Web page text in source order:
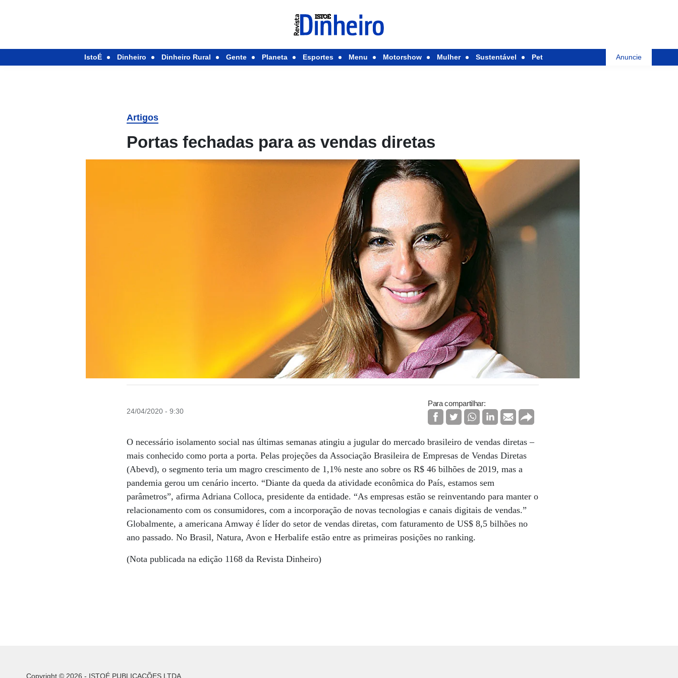
IstoÉ Dinheiro Dinheiro Rural Gente Planeta Esportes Menu Motorshow Mulher Sustentável Pet Anuncie
Artigos
Portas fechadas para as vendas diretas
24/04/2020 - 9:30
Para compartilhar:
O necessário isolamento social nas últimas semanas atingiu a jugular do mercado brasileiro de vendas diretas –
mais conhecido como porta a porta. Pelas projeções da Associação Brasileira de Empresas de Vendas Diretas
(Abevd), o segmento teria um magro crescimento de 1,1% neste ano sobre os R$ 46 bilhões de 2019, mas a
pandemia gerou um cenário incerto. “Diante da queda da atividade econômica do País, estamos sem
parâmetros”, afirma Adriana Colloca, presidente da entidade. “As empresas estão se reinventando para manter o
relacionamento com os consumidores, com a incorporação de novas tecnologias e canais digitais de vendas.”
Globalmente, a americana Amway é líder do setor de vendas diretas, com faturamento de US$ 8,5 bilhões no
ano passado. No Brasil, Natura, Avon e Herbalife estão entre as primeiras posições no ranking.
(Nota publicada na edição 1168 da Revista Dinheiro)
Copyright © 2026 - ISTOÉ PUBLICAÇÕES LTDA